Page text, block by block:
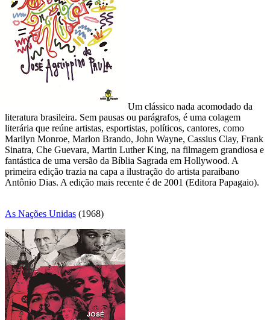
Um clássico nada acomodado da
literatura brasileira. Sem pausas ou parágrafos, é uma colagem
literária que reúne artistas, esportistas, políticos, cantores, como
Marilyn Monroe, Marlon Brando, John Wayne, Cassius Clay, Frank
Sinatra, Che Guevara, Martin Luther King, na filmagem grandiosa e
fantástica de uma versão da Bíblia Sagrada em Hollywood. A
primeira edição trazia na capa a ilustração do artista paraibano
Antônio Dias. A edição mais recente é de 2001 (Editora Papagaio).
As Nações Unidas (1968)